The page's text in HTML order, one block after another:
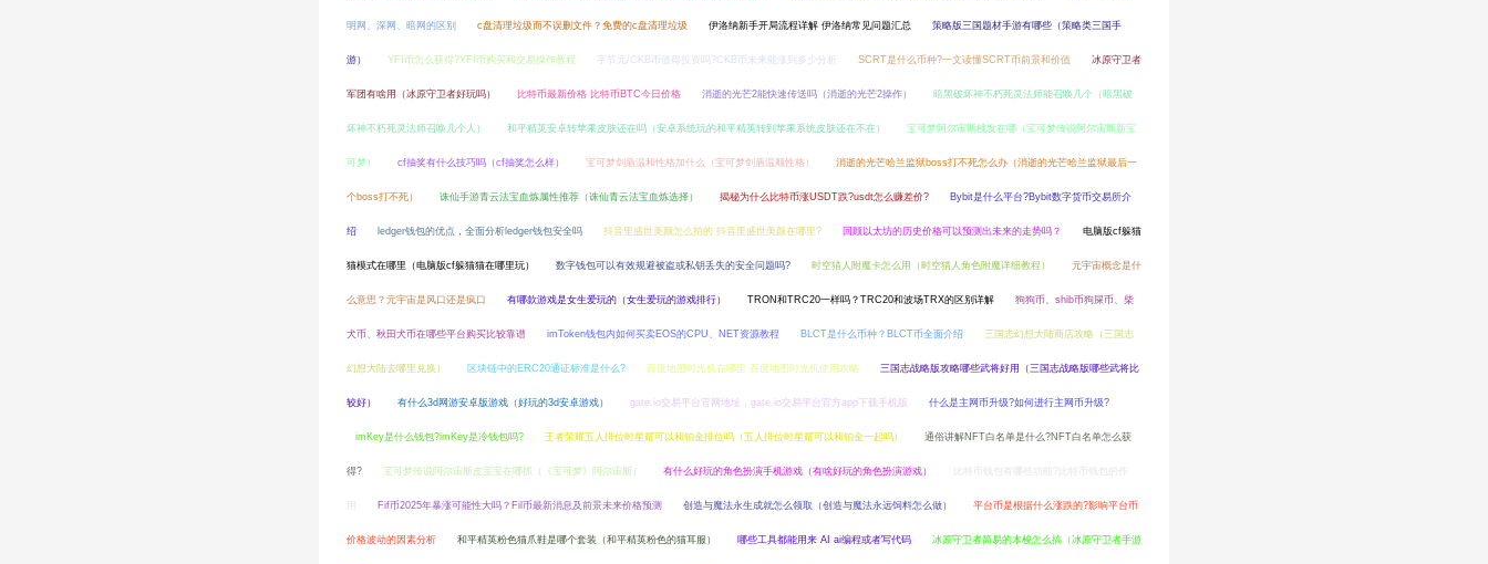
明网、深网、暗网的区别 c盘清理垃圾而不误删文件？免费的c盘清理垃圾 伊洛纳新手开局流程详解 伊洛纳常见问题汇总 策略版三国题材手游有哪些（策略类三国手
游） YFI币怎么获得?YFI币购买和交易操作教程 字节元/CKB币值得投资吗?CKB币未来能涨到多少分析 SCRT是什么币种?一文读懂SCRT币前景和价值 冰原守卫者
军团有啥用（冰原守卫者好玩吗） 比特币最新价格 比特币BTC今日价格 消逝的光芒2能快速传送吗（消逝的光芒2操作） 暗黑破坏神不朽死灵法师能召唤几个（暗黑破
坏神不朽死灵法师召唤几个人） 和平精英安卓转苹果皮肤还在吗（安卓系统玩的和平精英转到苹果系统皮肤还在不在） 宝可梦阿尔宙斯桃发在哪（宝可梦传说阿尔宙斯新宝
可梦） cf抽奖有什么技巧吗（cf抽奖怎么样） 宝可梦剑盾温和性格加什么（宝可梦剑盾温顺性格） 消逝的光芒哈兰监狱boss打不死怎么办（消逝的光芒哈兰监狱最后一
个boss打不死） 诛仙手游青云法宝血炼属性推荐（诛仙青云法宝血炼选择） 揭秘为什么比特币涨USDT跌?usdt怎么赚差价? Bybit是什么平台?Bybit数字货币交易所介
绍 ledger钱包的优点，全面分析ledger钱包安全吗 抖音里盛世美颜怎么拍的 抖音里盛世美颜在哪里? 回顾以太坊的历史价格可以预测出未来的走势吗？ 电脑版cf躲猫
猫模式在哪里（电脑版cf躲猫猫在哪里玩） 数字钱包可以有效规避被盗或私钥丢失的安全问题吗? 时空猎人附魔卡怎么用（时空猎人角色附魔详细教程） 元宇宙概念是什
么意思？元宇宙是风口还是疯口 有哪款游戏是女生爱玩的（女生爱玩的游戏排行） TRON和TRC20一样吗？TRC20和波场TRX的区别详解 狗狗币、shib币狗屎币、柴
犬币、秋田犬币在哪些平台购买比较靠谱 imToken钱包内如何买卖EOS的CPU、NET资源教程 BLCT是什么币种？BLCT币全面介绍 三国志幻想大陆商店攻略（三国志
幻想大陆去哪里兑换） 区块链中的ERC20通证标准是什么? 百度地图时光机在哪里 百度地图时光机使用攻略 三国志战略版攻略哪些武将好用（三国志战略版哪些武将比
较好） 有什么3d网游安卓版游戏（好玩的3d安卓游戏） gate.io交易平台官网地址，gate.io交易平台官方app下载手机版 什么是主网币升级?如何进行主网币升级?
imKey是什么钱包?imKey是冷钱包吗? 王者荣耀五人排位时星耀可以和铂金排位吗（五人排位时星耀可以和铂金一起吗） 通俗讲解NFT白名单是什么?NFT白名单怎么获
得? 宝可梦传说阿尔宙斯皮宝宝在哪抓（《宝可梦》阿尔宙斯） 有什么好玩的角色扮演手机游戏（有啥好玩的角色扮演游戏） 比特币钱包有哪些功能?比特币钱包的作
Fif币2025年暴涨可能性大吗？Fil币最新消息及前景未来价格预测 创造与魔法永生成就怎么领取（创造与魔法永远饲料怎么做） 平台币是根据什么涨跌的?影响平台币
价格波动的因素分析 和平精英粉色猫爪鞋是哪个套装（和平精英粉色的猫耳服） 哪些工具都能用来 AI ai编程或者写代码 冰原守卫者简易的木梭怎么搞（冰原守卫者手游